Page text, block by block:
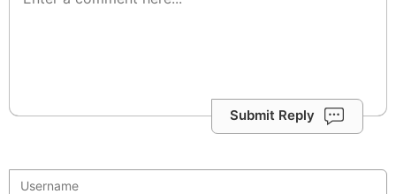
Submit Reply